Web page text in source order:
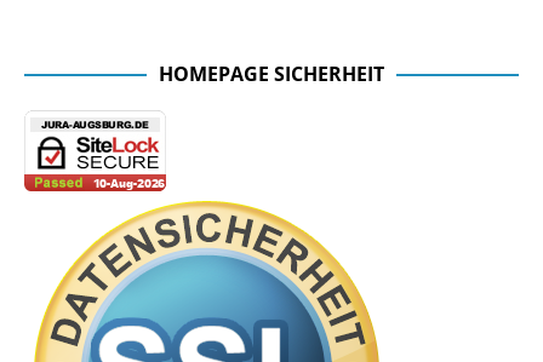
HOMEPAGE SICHERHEIT